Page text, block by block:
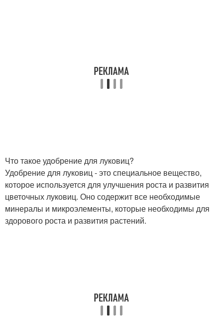
Что такое удобрение для луковиц?
Удобрение для луковиц - это специальное вещество,
которое используется для улучшения роста и развития
цветочных луковиц. Оно содержит все необходимые
минералы и микроэлементы, которые необходимы для
здорового роста и развития растений.